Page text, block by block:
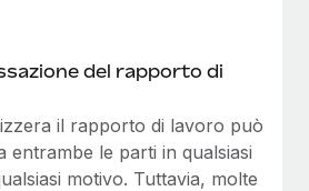
del rapporto di
il rapporto di lavoro può
entrambe le parti in qualsiasi
motivo. Tuttavia, molte